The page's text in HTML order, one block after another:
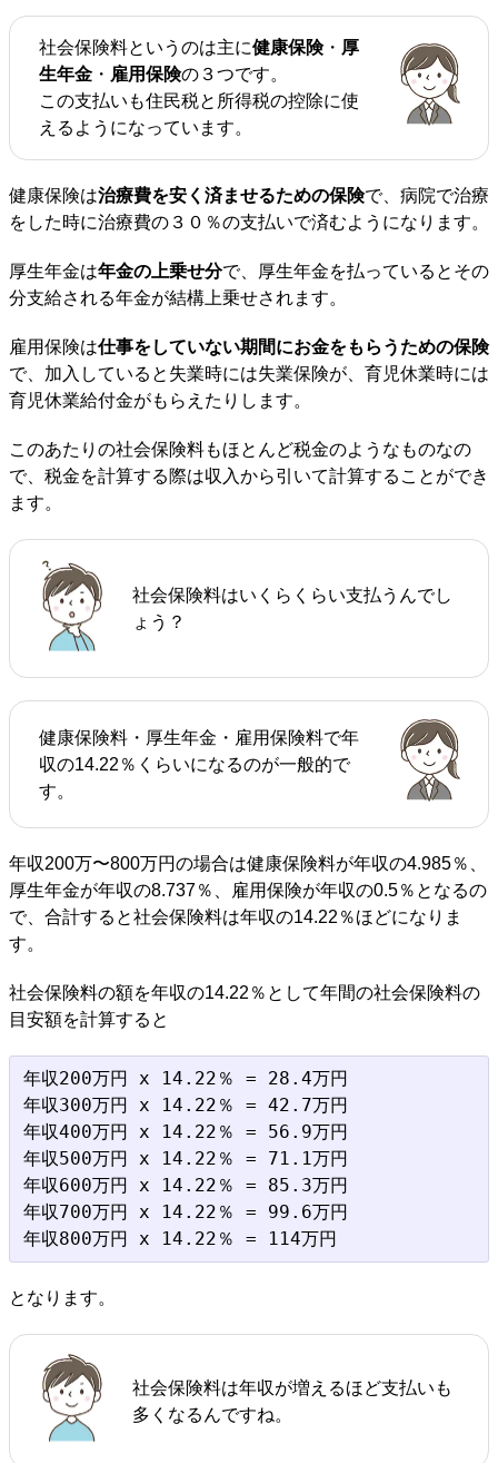
社会保険料というのは主に健康保険・ 厚
生年金 ・ 雇用保険の３つです。
この支払いも住民税と所得税の控除に使
えるようになっています。
健康保険は治療費を安く済ませるための保険で、病院で治療
をした時に治療費の３０％の支払いで済むようになります。
厚生年金は年金の上乗せ分で、厚生年金を払っているとその
分支給される年金が結構上乗せされます。
雇用保険は仕事をしていない期間にお金をもらうための保険
で、加入していると失業時には失業保険が、育児休業時には
育児休業給付金がもらえたりします。
このあたりの社会保険料もほとんど税金のようなものなの
で、税金を計算する際は収入から引いて計算することができ
ます。
社会保険料はいくらくらい支払うんでし
ょう？
健康保険料・厚生年金・雇用保険料で年
収の14.22％くらいになるのが一般的で
す。
年収200万〜800万円の場合は健康保険料が年収の4.985％、
厚生年金が年収の8.737％、雇用保険が年収の0.5％となるの
で、合計すると社会保険料は年収の14.22％ほどになりま
す。
社会保険料の額を年収の14.22％として年間の社会保険料の
目安額を計算すると
年収200万円 x 14.22％ = 28.4万円
年収300万円 x 14.22％ = 42.7万円
年収400万円 x 14.22％ = 56.9万円
年収500万円 x 14.22％ = 71.1万円
年収600万円 x 14.22％ = 85.3万円
年収700万円 x 14.22％ = 99.6万円
となります。
社会保険料は年収が増えるほど支払いも
多くなるんですね。